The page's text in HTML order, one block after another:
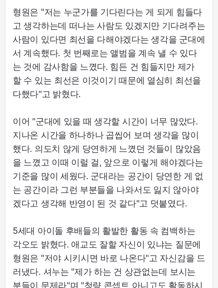
형원은 "저는 누군가를 기다린다는 게 되게 힘들다
고 생각하는데 떠나는 사람도 있겠지만 기다려주는
사람이 있다면 최선을 다해야겠다는 생각을 군대에
서 계속했다. 첫 번째로는 앨범을 계속 낼 수 있다
는 것에 감사함을 느꼈다. 힘든 건 힘들지만 제가
할 수 있는 최선은 이것이기 때문에 열심히 최선을
다했다"고 밝혔다.
이어 "군대에 있을 때 생각할 시간이 너무 많았다.
지나온 시간을 하나하나 곱씹어 보며 생각을 많이
했다. 의도치 않게 당연하게 느꼈던 것들이 많았음
을 느꼈고 이때 이럴 걸, 앞으로 이렇게 해야겠다는
기준을 많이 세웠다. 군대라는 공간이 당연한 게 없
는 공간이라 그런 부분들을 나와서도 잃지 않아야
겠다고 생각해 반영이 된 것 같다"고 덧붙였다.
5세대 아이돌 후배들의 활발한 활동 속 컴백하는
각오도 밝혔다. 애교도 잘할 자신이 있냐는 질문에
형원은 "저야 시키시면 바로 나온다"고 자신감을 드
러냈다. 셔누는 "제가 하는 건 상관없는데 보시는
분들이 문제라"며 "청량 콘셉트 아니고도 활동하시